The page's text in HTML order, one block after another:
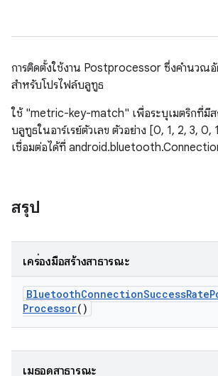
การติดตั้งใช้งาน Postprocessor ซึ่งคำนวณอัต
สำหรับโปรไฟล์บลูทูธ
ใช้ "metric-key-match" เพื่อระบุเมตริกที่มีส
บลูทูธในอาร์เรย์ตัวเลข ตัวอย่าง [0, 1, 2, 3, 0,
เชื่อมต่อได้ที่
สรุป
เครื่องมือสร้างสาธารณะ
BluetoothConnectionSuccessRate
Processor()
เมธอดสาธารณะ